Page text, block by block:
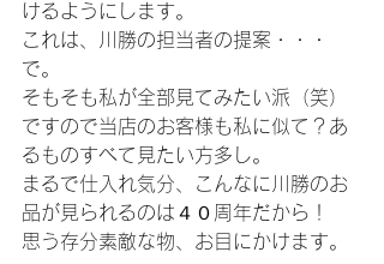
けるようにします。
これは、川勝の担当者の提案・・・
で。
そもそも私が全部見てみたい派（笑）
ですので当店のお客様も私に似て？あ
るものすべて見たい方多し。
まるで仕入れ気分、こんなに川勝のお
品が見られるのは４０周年だから！
思う存分素敵な物、お目にかけます。